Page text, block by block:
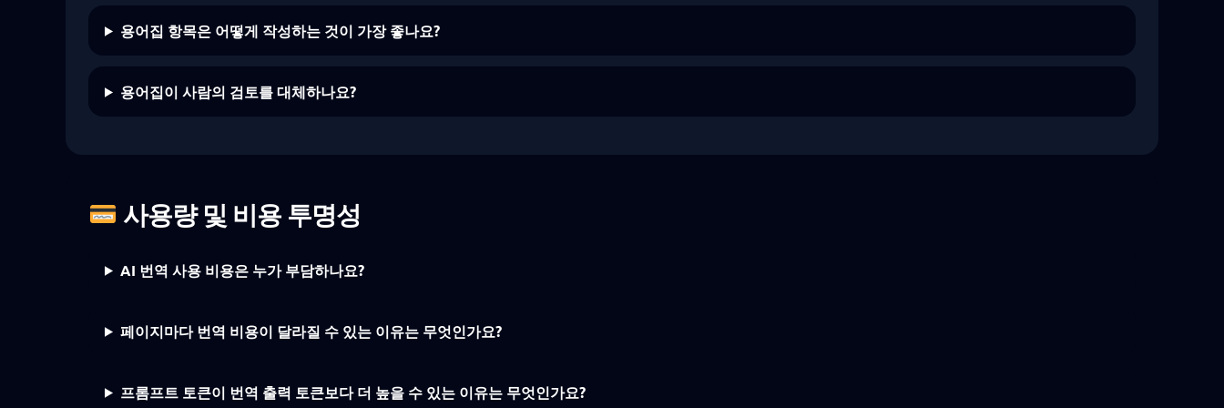
용어집 항목은 어떻게 작성하는 것이 가장 좋나요?
용어집이 사람의 검토를 대체하나요?
사용량 및 비용 투명성
AI 번역 사용 비용은 누가 부담하나요?
페이지마다 번역 비용이 달라질 수 있는 이유는 무엇인가요?
프롬프트 토큰이 번역 출력 토큰보다 더 높을 수 있는 이유는 무엇인가요?